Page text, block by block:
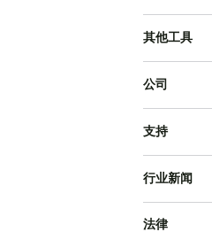
其他工具
公司
支持
行业新闻
法律